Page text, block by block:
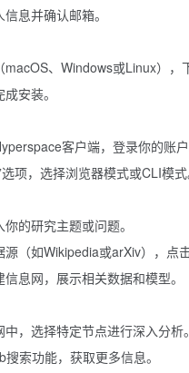
息并确认邮箱。
、Windows或Linux），
安装。
客户端，登录你的账户
项，选择浏览器模式或CLI模式
的研究主题或问题。
（如Wikipedia或arXiv），点击
息网，展示相关数据和模型。
，选择特定节点进行深入分析。
索功能，获取更多信息。